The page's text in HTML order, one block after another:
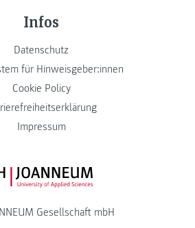
Infos
Datenschutz
für Hinweisgeber:innen
Cookie Policy
Impressum
FH JOANNEUM Logo
Gesellschaft mbH